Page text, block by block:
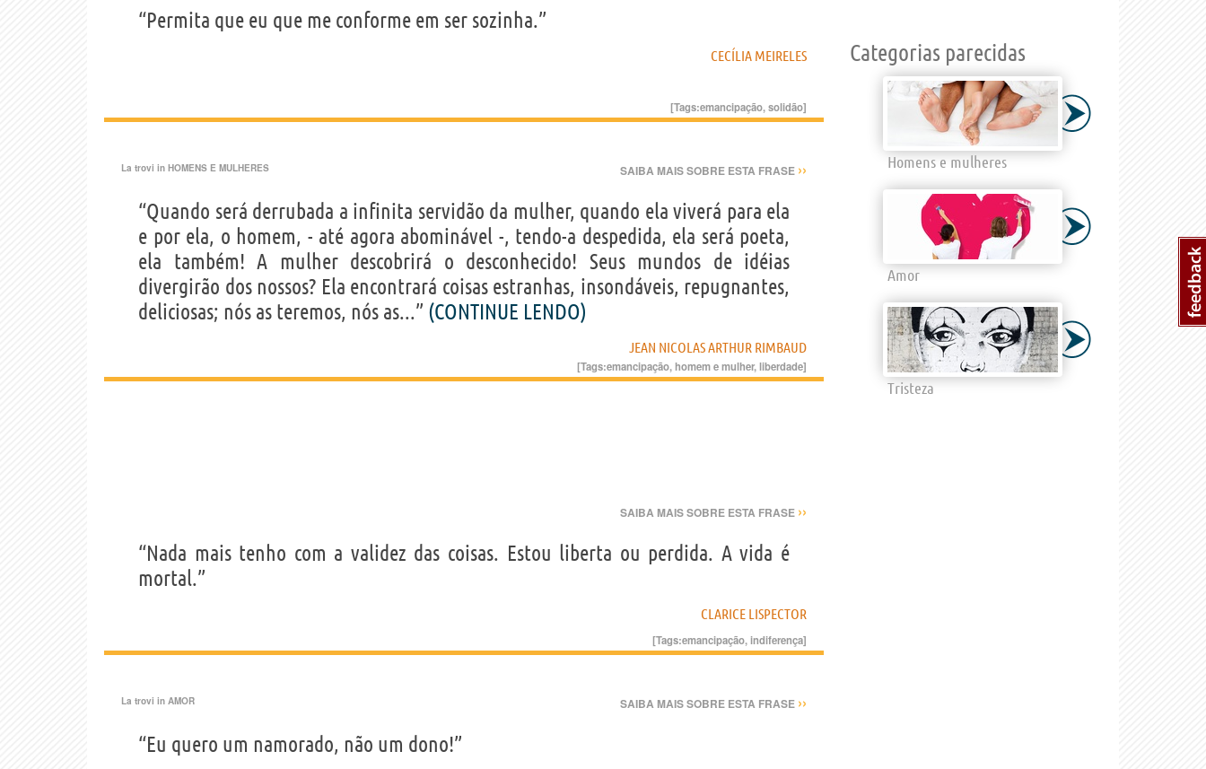
“Permita que eu que me conforme em ser sozinha.”
CECÍLIA MEIRELES
[Tags:emancipação,solidão]
La trovi in HOMENS E MULHERES SAIBA MAIS SOBRE ESTA FRASE ››
“Quando será derrubada a infinita servidão da mulher, quando ela viverá para ela
e por ela, o homem, - até agora abominável -, tendo-a despedida, ela será poeta,
ela também! A mulher descobrirá o desconhecido! Seus mundos de idéias
divergirão dos nossos? Ela encontrará coisas estranhas, insondáveis, repugnantes,
deliciosas; nós as teremos, nós as...” (CONTINUE LENDO)
JEAN NICOLAS ARTHUR RIMBAUD
[Tags:emancipação,homem e mulher,liberdade]
SAIBA MAIS SOBRE ESTA FRASE ››
“Nada mais tenho com a validez das coisas. Estou liberta ou perdida. A vida é
mortal.”
CLARICE LISPECTOR
[Tags:emancipação,indiferença]
La trovi in AMOR SAIBA MAIS SOBRE ESTA FRASE ››
“Eu quero um namorado, não um dono!”
Categorias parecidas
Homens e mulheres
Amor
Tristeza